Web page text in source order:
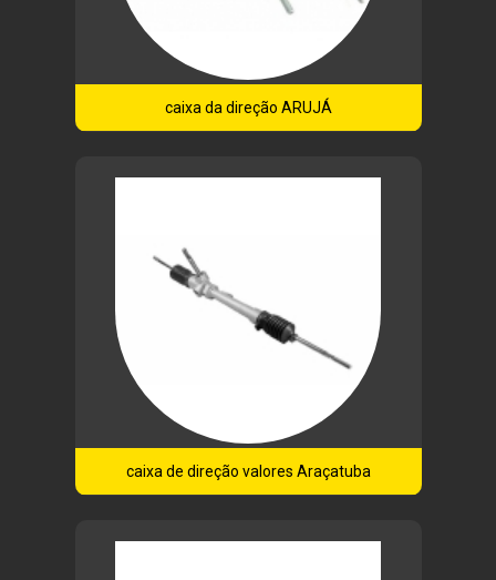
caixa da direção ARUJÁ
caixa de direção valores Araçatuba